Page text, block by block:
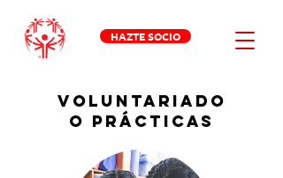
HAZTE SOCIO
voluntariado
o prácticas